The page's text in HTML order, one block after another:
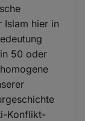
Islam hier in
50 oder
Konflikt-